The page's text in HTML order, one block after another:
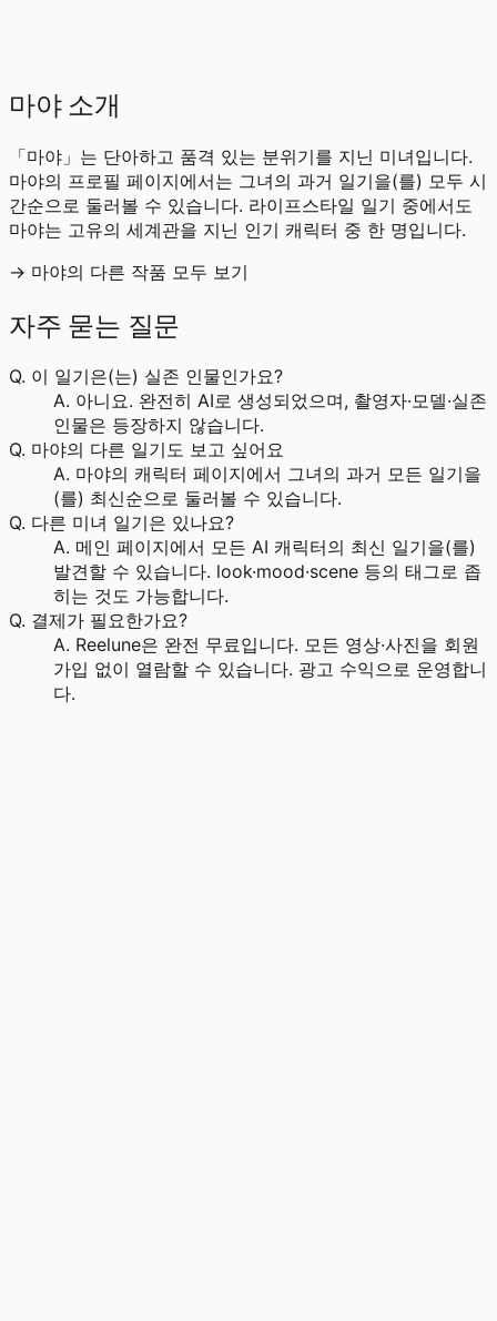
마야 소개
「마야」는 단아하고 품격 있는 분위기를 지닌 미녀입니다.
마야의 프로필 페이지에서는 그녀의 과거 일기을(를) 모두 시
간순으로 둘러볼 수 있습니다. 라이프스타일 일기 중에서도
마야는 고유의 세계관을 지닌 인기 캐릭터 중 한 명입니다.
→ 마야의 다른 작품 모두 보기
자주 묻는 질문
Q. 이 일기은(는) 실존 인물인가요?
A. 아니요. 완전히 AI로 생성되었으며, 촬영자·모델·실존
인물은 등장하지 않습니다.
Q. 마야의 다른 일기도 보고 싶어요
A. 마야의 캐릭터 페이지에서 그녀의 과거 모든 일기을
(를) 최신순으로 둘러볼 수 있습니다.
Q. 다른 미녀 일기은 있나요?
A. 메인 페이지에서 모든 AI 캐릭터의 최신 일기을(를)
발견할 수 있습니다. look·mood·scene 등의 태그로 좁
히는 것도 가능합니다.
Q. 결제가 필요한가요?
A. Reelune은 완전 무료입니다. 모든 영상·사진을 회원
가입 없이 열람할 수 있습니다. 광고 수익으로 운영합니
다.